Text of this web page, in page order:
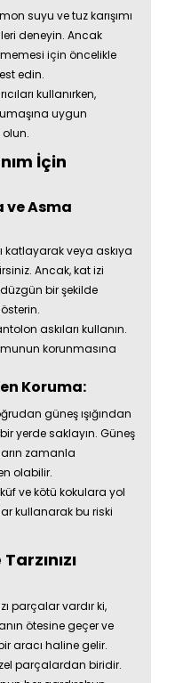
suyu ve tuz karışımı
deneyin. Ancak
için öncelikle
edin.
kullanırken,
uygun
İçin
ve Asma
katlayarak veya askıya
Ancak, kat izi
bir şekilde
askıları kullanın.
korunmasına
Koruma:
güneş ışığından
yerde saklayın. Güneş
zamanla
olabilir.
ve kötü kokulara yol
kullanarak bu riski
parçalar vardır ki,
ötesine geçer ve
aracı haline gelir.
parçalardan biridir.